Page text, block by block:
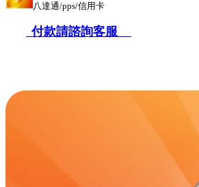
八達通/pps/信用卡
付款請諮詢客服